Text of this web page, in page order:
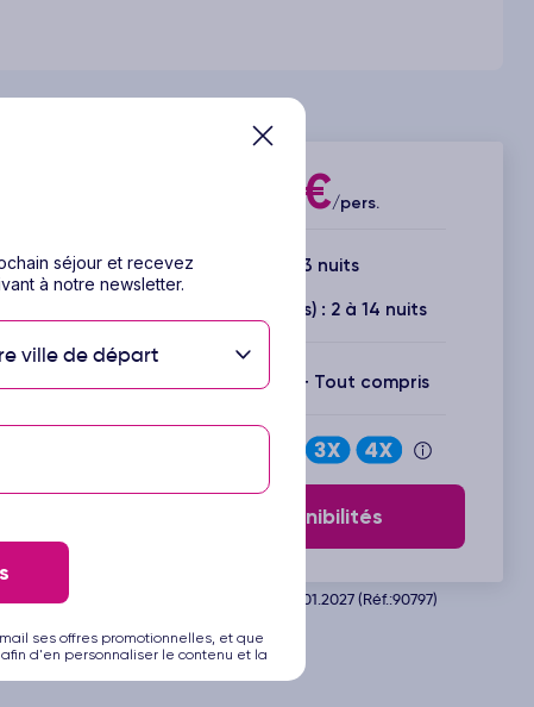
304€/pers.
4 jours / 3 nuits
Durée(s) disponible(s) : 2 à 14 nuits
Inclus : Vols + Hôtel + Tout compris
Voir les disponibilités
Départ de Barcelone le 11.01.2027 (Réf.:90797)
séjour et recevez
à notre newsletter.
ville de départ
ses offres promotionnelles, et que
d'en personnaliser le contenu et la